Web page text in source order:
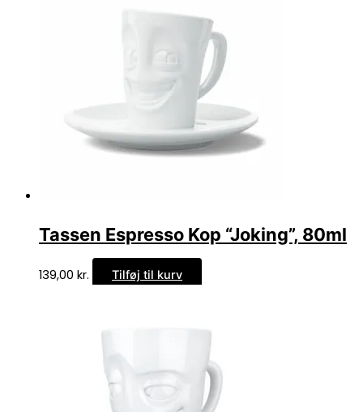
Tassen Espresso Kop “Joking”, 80ml
139,00 kr. Tilføj til kurv